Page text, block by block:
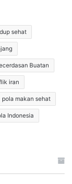
sehat
Buatan
iran
pola makan sehat
Indonesia